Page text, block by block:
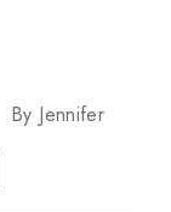
By Jennifer